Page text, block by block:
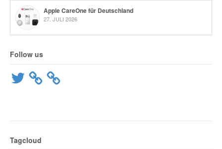
Apple CareOne für Deutschland
27. JULI 2026
Follow us
Twitter
Tagcloud